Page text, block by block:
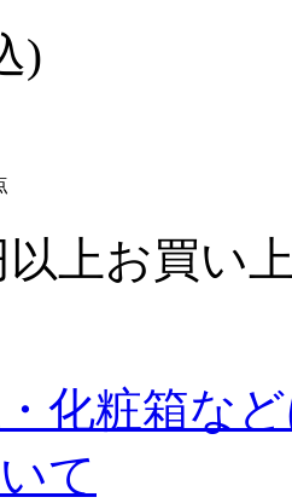
)
以上お買い
化粧箱な
て